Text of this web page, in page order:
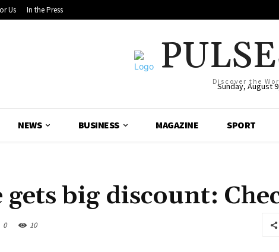
Us In the Press
Discover the
Sunday, August
NEWS BUSINESS MAGAZINE SPORT
gets big discount:
0 10